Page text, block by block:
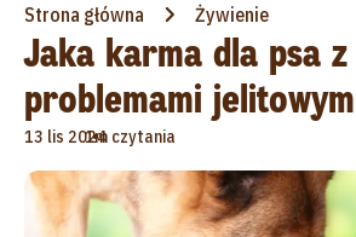
Strona główna Żywienie
Jaka karma dla psa z
problemami
13 lis 2024
•
1m czytania